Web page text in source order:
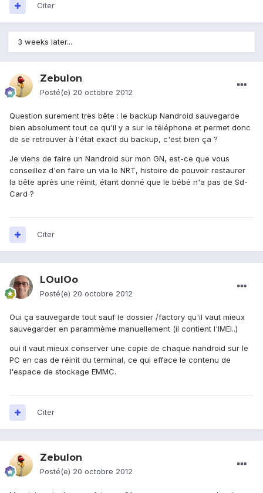
Citer
3 weeks later...
Zebulon
Posté(e) 20 octobre 2012
Question surement très bête : le backup Nandroid sauvegarde
bien absolument tout ce qu'il y a sur le téléphone et permet donc
de se retrouver à l'état exact du backup, c'est bien ça ?
Je viens de faire un Nandroid sur mon GN, est-ce que vous
conseillez d'en faire un via le NRT, histoire de pouvoir restaurer
la bête après une réinit, étant donné que le bébé n'a pas de Sd-
Card ?
Citer
LOulOo
Posté(e) 20 octobre 2012
Oui ça sauvegarde tout sauf le dossier /factory qu'il vaut mieux
sauvegarder en parammème manuellement (il contient l'IMEI..)
oui il vaut mieux conserver une copie de chaque nandroid sur le
PC en cas de réinit du terminal, ce qui efface le contenu de
l'espace de stockage EMMC.
Citer
Zebulon
Posté(e) 20 octobre 2012